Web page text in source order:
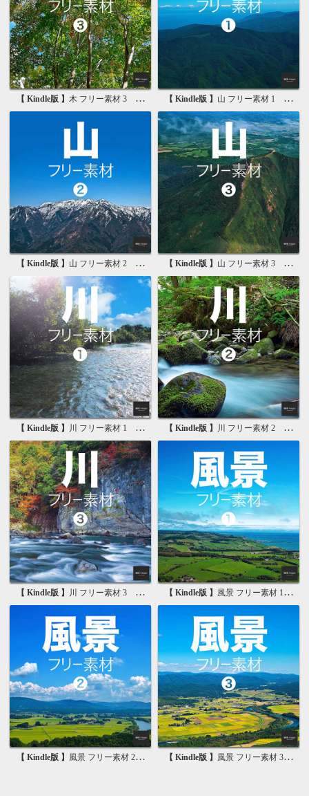
【 Kindle版 】 木 フリー素材 3 無料で使える背景素材集 【 Kindle版 】 山 フリー素材 1 無料で使える写真素材集
【 Kindle版 】 山 フリー素材 2 無料で使える画像素材集 【 Kindle版 】 山 フリー素材 3 無料で使える背景素材集
【 Kindle版 】 川 フリー素材 1 無料で使える写真素材集 【 Kindle版 】 川 フリー素材 2 無料で使える画像素材集
【 Kindle版 】 川 フリー素材 3 無料で使える背景素材集 【 Kindle版 】 風景 フリー素材 1 無料で使える写真素材集
【 Kindle版 】 風景 フリー素材 2 無料で使える画像素材集 【 Kindle版 】 風景 フリー素材 3 無料で使える背景素材集